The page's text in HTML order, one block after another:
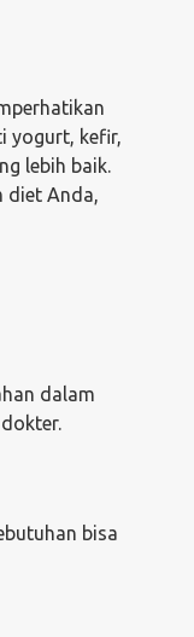
yogurt, kefir,
lebih baik.
Anda,
dalam
bisa